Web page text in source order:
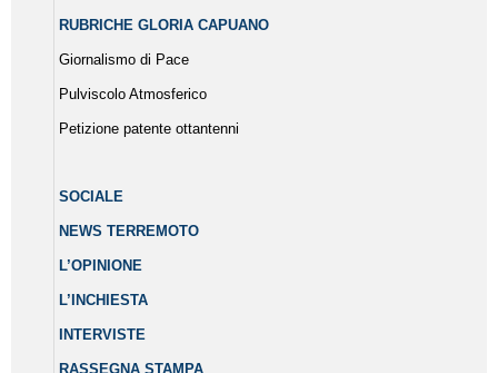
RUBRICHE GLORIA CAPUANO
Giornalismo di Pace
Pulviscolo Atmosferico
Petizione patente ottantenni
SOCIALE
NEWS TERREMOTO
L’OPINIONE
L’INCHIESTA
INTERVISTE
RASSEGNA STAMPA